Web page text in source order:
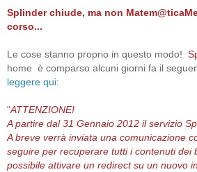
Splinder chiude, ma non
corso...
Le cose stanno proprio in questo modo!
home è comparso alcuni giorni fa il
leggere qui:
"ATTENZIONE!
A partire dal 31 Gennaio 2012 il servizio
A breve verrà inviata una comunicazione
seguire per recuperare tutti i contenuti dei
possibile attivare un redirect su un nuovo